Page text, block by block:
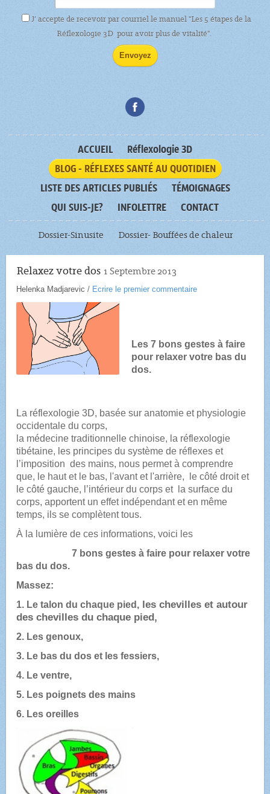
J’ accepte de recevoir par courriel le manuel "Les 5 étapes de la
Réflexologie 3D pour avoir plus de vitalité".
ACCUEIL
Réflexologie 3D
BLOG - RÉFLEXES SANTÉ AU QUOTIDIEN
LISTE DES ARTICLES PUBLIÉS
TÉMOIGNAGES
QUI SUIS-JE?
INFOLETTRE CONTACT
Dossier-Sinusite Dossier- Bouffées de chaleur
Relaxez votre dos 1 Septembre 2013
Helenka Madjarevic / Ecrire le premier commentaire
Les 7 bons gestes à faire
pour relaxer votre bas du
dos.
La réflexologie 3D, basée sur anatomie et physiologie
occidentale du corps,
la médecine traditionnelle chinoise, la réflexologie
tibétaine, les principes du système de réflexes et
l’imposition des mains, nous permet à comprendre
que, le haut et le bas, l'avant et l'arrière, le côté droit et
le côté gauche, l’intérieur du corps et la surface du
corps, apportent un effet indépendant et en même
temps, ils se complètent tous.
À la lumière de ces informations, voici les
7 bons gestes à faire pour relaxer votre
bas du dos.
Massez:
1. Le talon du chaque pied, leschevilles et autour
des chevilles du chaque pied,
2. Les genoux,
3. Le bas du dos et les fessiers,
4. Le ventre,
5. Les poignets des mains
6. Les oreilles